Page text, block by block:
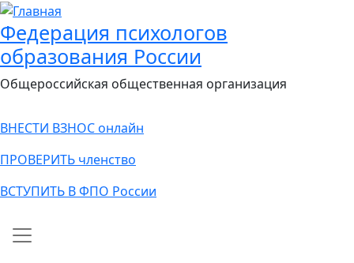
Федерация психологов
образования России
Общероссийская общественная организация
ВНЕСТИ ВЗНОС онлайн
ПРОВЕРИТЬ членство
ВСТУПИТЬ В ФПО России
Main navigation